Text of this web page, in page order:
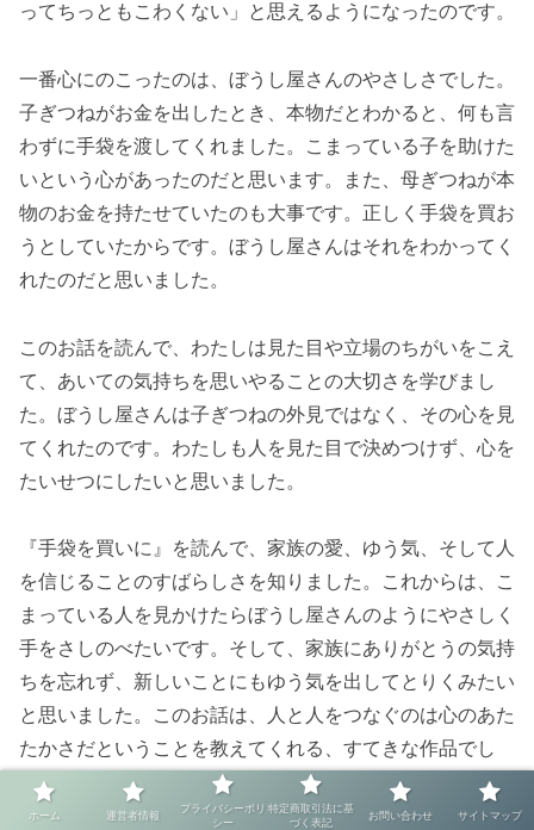
ってちっともこわくない」と思えるようになったのです。
一番心にのこったのは、ぼうし屋さんのやさしさでした。
子ぎつねがお金を出したとき、本物だとわかると、何も言
わずに手袋を渡してくれました。こまっている子を助けた
いという心があったのだと思います。また、母ぎつねが本
物のお金を持たせていたのも大事です。正しく手袋を買お
うとしていたからです。ぼうし屋さんはそれをわかってく
れたのだと思いました。
このお話を読んで、わたしは見た目や立場のちがいをこえ
て、あいての気持ちを思いやることの大切さを学びまし
た。ぼうし屋さんは子ぎつねの外見ではなく、その心を見
てくれたのです。わたしも人を見た目で決めつけず、心を
たいせつにしたいと思いました。
『手袋を買いに』を読んで、家族の愛、ゆう気、そして人
を信じることのすばらしさを知りました。これからは、こ
まっている人を見かけたらぼうし屋さんのようにやさしく
手をさしのべたいです。そして、家族にありがとうの気持
ちを忘れず、新しいことにもゆう気を出してとりくみたい
と思いました。このお話は、人と人をつなぐのは心のあた
たかさだということを教えてくれる、すてきな作品でし
た。
ホーム 運営者情報
プライバシーポリ
シー
特定商取引法に基
づく表記
お問い合わせ サイトマップ